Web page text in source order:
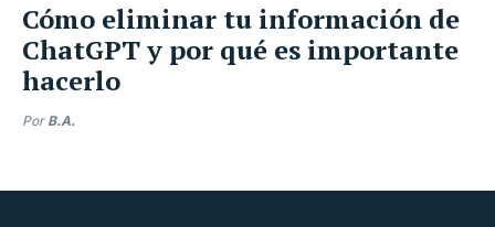
Cómo eliminar tu información de
ChatGPT y por qué es importante
hacerlo
Por B.A.